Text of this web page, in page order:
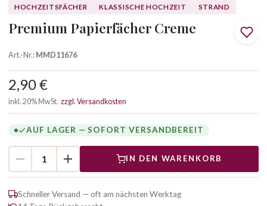
HOCHZEITSFÄCHER
KLASSISCHE HOCHZEIT STRAND
Premium Papierfächer Creme
Art.-Nr.:MMD11676
2,90 €
inkl. 20% MwSt. zzgl. Versandkosten
AUF LAGER — SOFORT VERSANDBEREIT
IN DEN WARENKORB
Schneller Versand — oft am nächsten Werktag